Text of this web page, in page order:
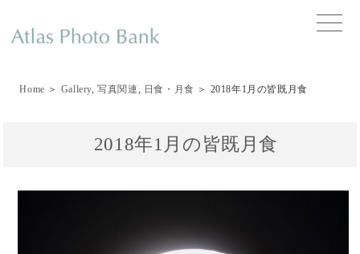
toggle
Home ＞ Gallery,写真関連, 日食・月食 ＞ 2018年1月の皆既月食
2018年1月の皆既月食